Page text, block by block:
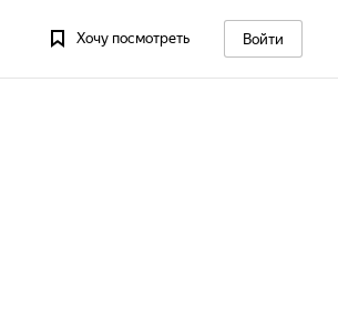
Хочу посмотреть Войти